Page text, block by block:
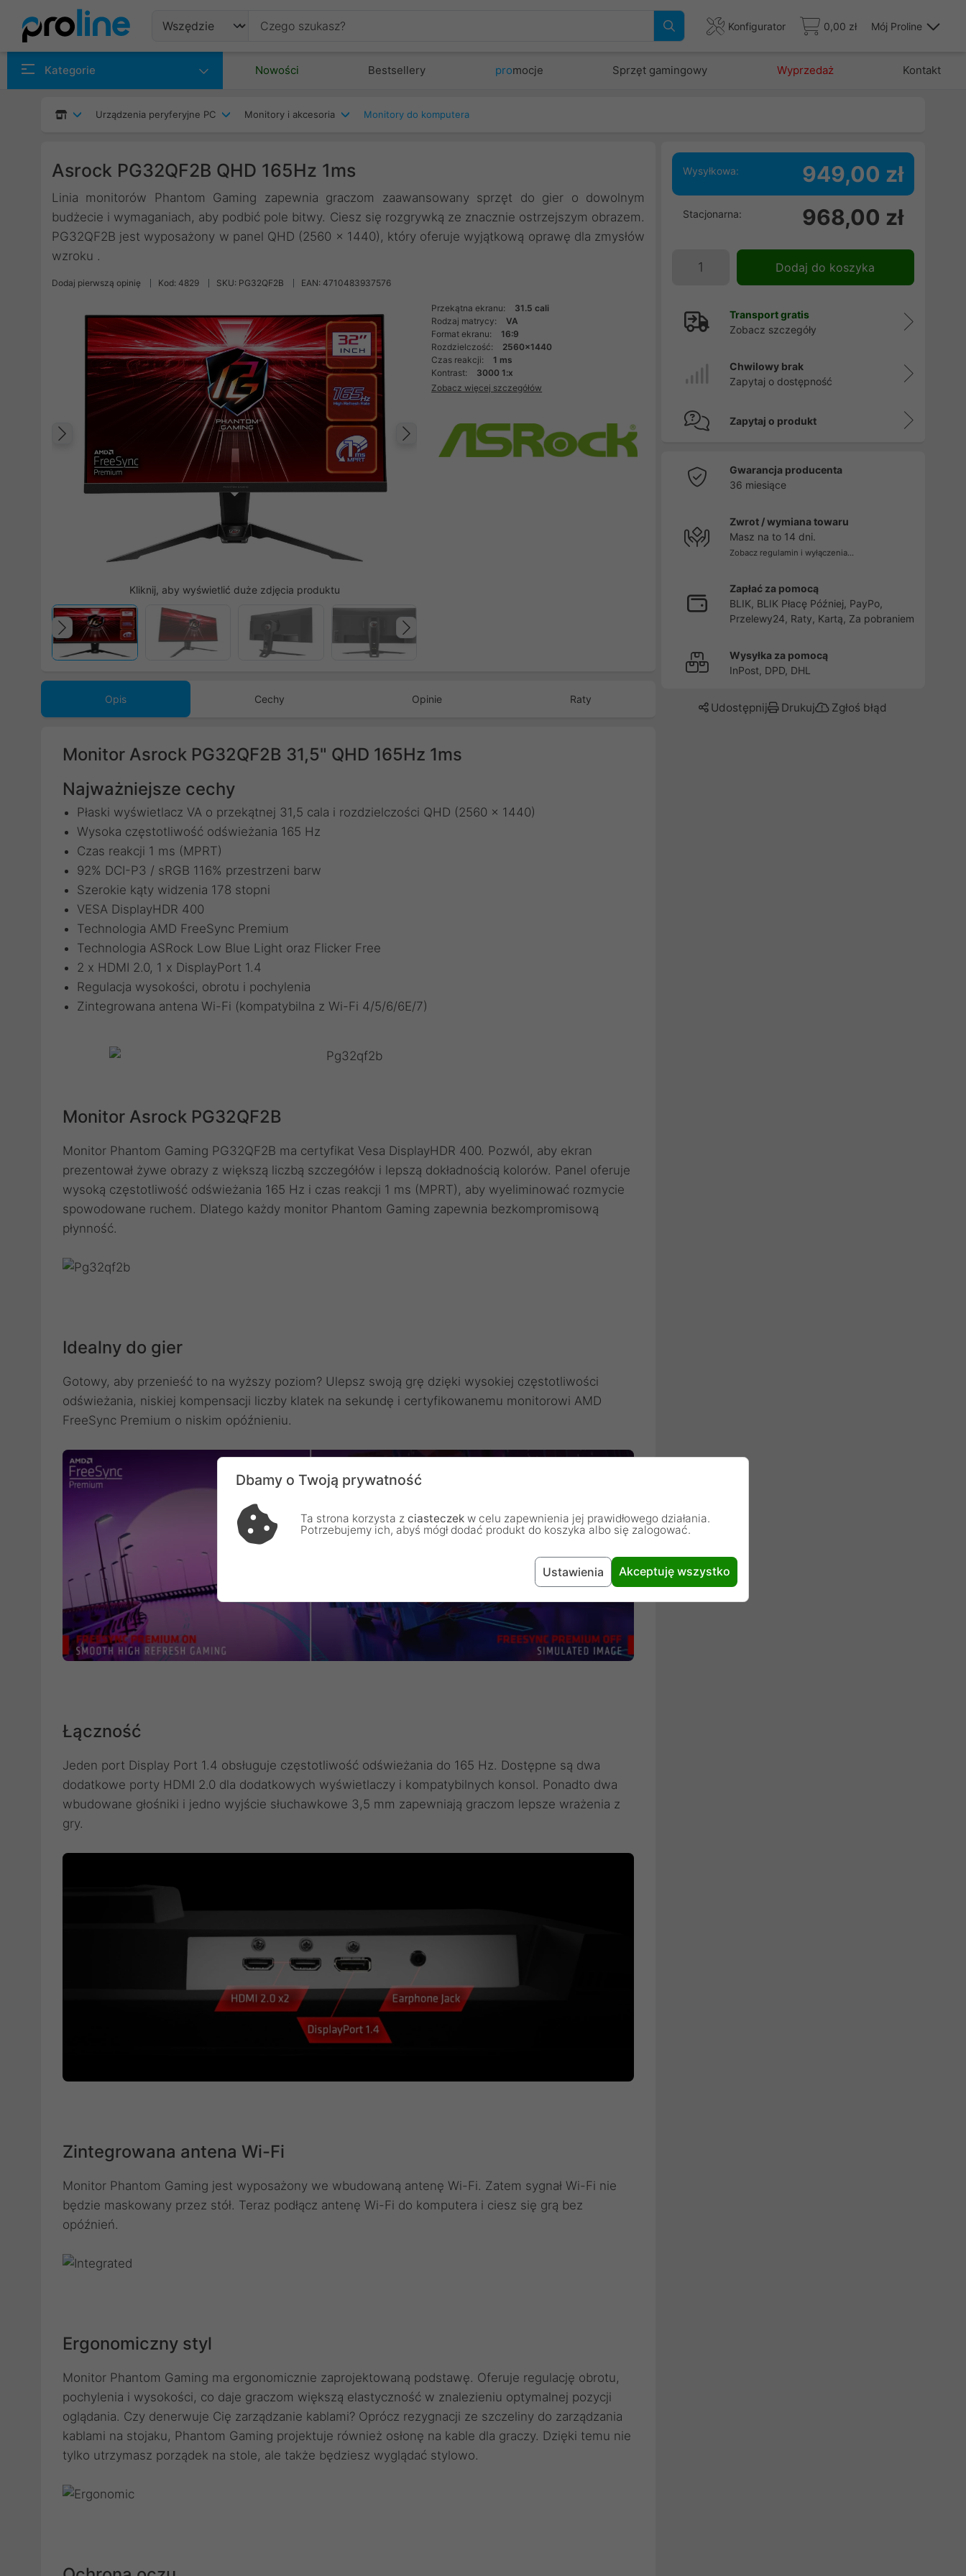
Konfigurator 0,00 zł Mój Proline
Kategorie Nowości Bestsellery promocje Sprzęt gamingowy Wyprzedaż Kontakt
Urządzenia peryferyjne PC Monitory i akcesoria Monitory do komputera
Asrock PG32QF2B QHD 165Hz 1ms
Linia monitorów Phantom Gaming zapewnia graczom zaawansowany sprzęt do gier o dowolnym
budżecie i wymaganiach, aby podbić pole bitwy. Ciesz się rozgrywką ze znacznie ostrzejszym obrazem.
PG32QF2B jest wyposażony w panel QHD (2560 x 1440), który oferuje wyjątkową oprawę dla zmysłów
wzroku .
Dodaj pierwszą opinię Kod: 4829 SKU: PG32QF2B EAN: 4710483937576
Następny
Poprzedni
Kliknij, aby wyświetlić duże zdjęcia produktu
Następny
Poprzedni
Przekątna ekranu:
31.5 cali
Rodzaj matrycy:
VA
Format ekranu:
16:9
Rozdzielczość:
2560x1440
Czas reakcji:
1 ms
Kontrast:
3000 1:x
Zobacz więcej szczegółów
Opis Cechy Opinie Raty
Monitor Asrock PG32QF2B 31,5" QHD 165Hz 1ms
Najważniejsze cechy
Płaski wyświetlacz VA o przekątnej 31,5 cala i rozdzielczości QHD (2560 x 1440)
Wysoka częstotliwość odświeżania 165 Hz
Czas reakcji 1 ms (MPRT)
92% DCI-P3 / sRGB 116% przestrzeni barw
Szerokie kąty widzenia 178 stopni
VESA DisplayHDR 400
Technologia AMD FreeSync Premium
Technologia ASRock Low Blue Light oraz Flicker Free
2 x HDMI 2.0, 1 x DisplayPort 1.4
Regulacja wysokości, obrotu i pochylenia
Zintegrowana antena Wi-Fi (kompatybilna z Wi-Fi 4/5/6/6E/7)
Monitor Asrock PG32QF2B
Monitor Phantom Gaming PG32QF2B ma certyfikat Vesa DisplayHDR 400. Pozwól, aby ekran
prezentował żywe obrazy z większą liczbą szczegółów i lepszą dokładnością kolorów. Panel oferuje
wysoką częstotliwość odświeżania 165 Hz i czas reakcji 1 ms (MPRT), aby wyeliminować rozmycie
spowodowane ruchem. Dlatego każdy monitor Phantom Gaming zapewnia bezkompromisową
płynność.
Idealny do gier
Gotowy, aby przenieść to na wyższy poziom? Ulepsz swoją grę dzięki wysokiej częstotliwości
odświeżania, niskiej kompensacji liczby klatek na sekundę i certyfikowanemu monitorowi AMD
FreeSync Premium o niskim opóźnieniu.
Łączność
Jeden port Display Port 1.4 obsługuje częstotliwość odświeżania do 165 Hz. Dostępne są dwa
dodatkowe porty HDMI 2.0 dla dodatkowych wyświetlaczy i kompatybilnych konsol. Ponadto dwa
wbudowane głośniki i jedno wyjście słuchawkowe 3,5 mm zapewniają graczom lepsze wrażenia z
gry.
Zintegrowana antena Wi-Fi
Monitor Phantom Gaming jest wyposażony we wbudowaną antenę Wi-Fi. Zatem sygnał Wi-Fi nie
będzie maskowany przez stół. Teraz podłącz antenę Wi-Fi do komputera i ciesz się grą bez
opóźnień.
Ergonomiczny styl
Monitor Phantom Gaming ma ergonomicznie zaprojektowaną podstawę. Oferuje regulację obrotu,
pochylenia i wysokości, co daje graczom większą elastyczność w znalezieniu optymalnej pozycji
oglądania. Czy denerwuje Cię zarządzanie kablami? Oprócz rezygnacji ze szczeliny do zarządzania
kablami na stojaku, Phantom Gaming projektuje również osłonę na kable dla graczy. Dzięki temu nie
tylko utrzymasz porządek na stole, ale także będziesz wyglądać stylowo.
Wysyłkowa: 949,00 zł
Stacjonarna: 968,00 zł
Dodaj do koszyka
Transport gratis
Zobacz szczegóły
Chwilowy brak
Zapytaj o dostępność
Zapytaj o produkt
Gwarancja producenta
36 miesiące
Zwrot / wymiana towaru
Masz na to 14 dni.
Zobacz regulamin i wyłączenia...
Zapłać za pomocą
BLIK, BLIK Płacę Później, PayPo,
Przelewy24, Raty, Kartą, Za pobraniem
Wysyłka za pomocą
InPost, DPD, DHL
Udostępnij Drukuj Zgłoś błąd
Dbamy o Twoją prywatność
Ta strona korzysta z ciasteczek w celu zapewnienia jej prawidłowego działania.
Potrzebujemy ich, abyś mógł dodać produkt do koszyka albo się zalogować.
Ustawienia Akceptuję wszystko